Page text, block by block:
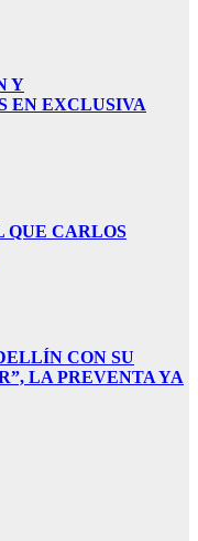
Y
EN EXCLUSIVA
QUE CARLOS
CON SU
LA PREVENTA YA